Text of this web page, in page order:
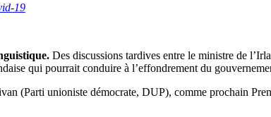
19
Des discussions tardives entre le ministre de
qui pourrait conduire à l’effondrement du
(Parti unioniste démocrate, DUP), comme prochain